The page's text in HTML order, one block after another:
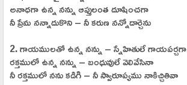
అనాధగా ఉన్న నన్ను ఆప్తులంత దూషించగా
నీ ప్రేమ నన్నాదుకొని – నీ కరుణ నన్నోదార్చెను
2. గాయములతో ఉన్న నన్ను – స్నేహితులే గాయపర్చగా
రక్తములో ఉన్న నన్ను – బంధువులే వెలివేసినా
నీ రక్తములో నను కడిగి – నీ స్వారూప్యము నాకిచ్చితివా